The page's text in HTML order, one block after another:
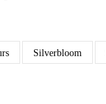
Silverbloom